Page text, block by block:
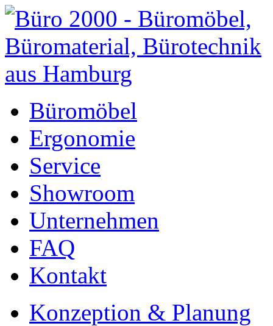
Büromöbel
Ergonomie
Service
Showroom
Unternehmen
FAQ
Kontakt
Konzeption & Planung